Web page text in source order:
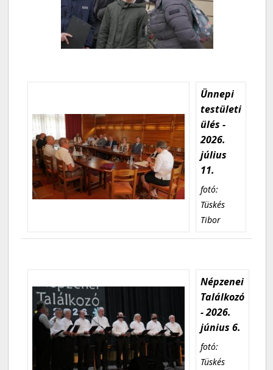
Ünnepi
testületi
ülés -
2026.
július
11.
fotó:
Tüskés
Tibor
Népzenei
Találkozó
- 2026.
június 6.
fotó:
Tüskés